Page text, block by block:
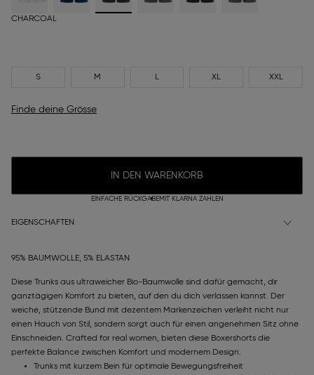
CHARCOAL
S M L XL XXL
Finde deine Grösse
IN DEN WARENKORB
EINFACHE RÜCKGABEMIT KLARNA ZAHLEN
EIGENSCHAFTEN
95% BAUMWOLLE, 5% ELASTAN
Diese Trunks aus ultraweicher Bio-Baumwolle sind dafür gemacht, dir
ganztägigen Komfort zu bieten, auf den du dich verlassen kannst. Der
weiche, stützende Bund mit dezentem Markenzeichen verleiht nicht nur
einen Hauch von Stil, sondern sorgt auch für einen angenehmen Sitz ohne
Einschneiden. Crafted for real women, bieten diese Boxershorts die
perfekte Balance zwischen Komfort und modernem Design.
Trunks mit kurzem Bein für optimale Bewegungsfreiheit